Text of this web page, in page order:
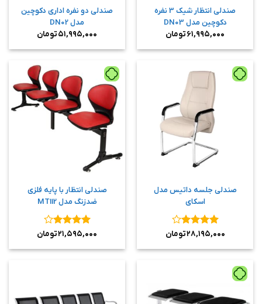
صندلی انتظار شیک 3 نفره
دکوچین مدل DN03
۶۱,۹۹۵,۰۰۰تومان
صندلی دو نفره اداری دکوچین
مدل DN02
۵۱,۹۹۵,۰۰۰تومان
صندلی جلسه داتیس مدل
اسکای
نمره۴
۲۸,۱۹۵,۰۰۰تومان
صندلی انتظار با پایه فلزی
ضدزنگ مدل MT112
نمره۴
۲۱,۵۹۵,۰۰۰تومان